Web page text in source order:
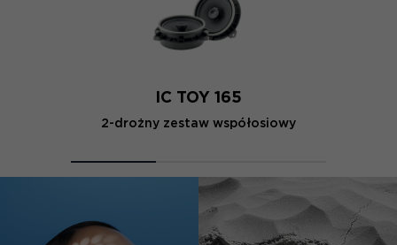
IC TOY 165
2-drożny zestaw współosiowy